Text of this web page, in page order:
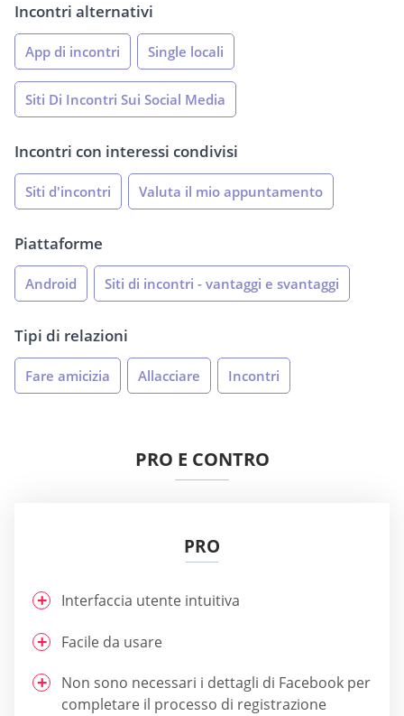
Incontri alternativi
App di incontri Single locali
Siti Di Incontri Sui Social Media
Incontri con interessi condivisi
Siti d'incontri Valuta il mio appuntamento
Piattaforme
Android Siti di incontri - vantaggi e svantaggi
Tipi di relazioni
Fare amicizia Allacciare Incontri
PRO E CONTRO
PRO
Interfaccia utente intuitiva
Facile da usare
Non sono necessari i dettagli di Facebook per
completare il processo di registrazione